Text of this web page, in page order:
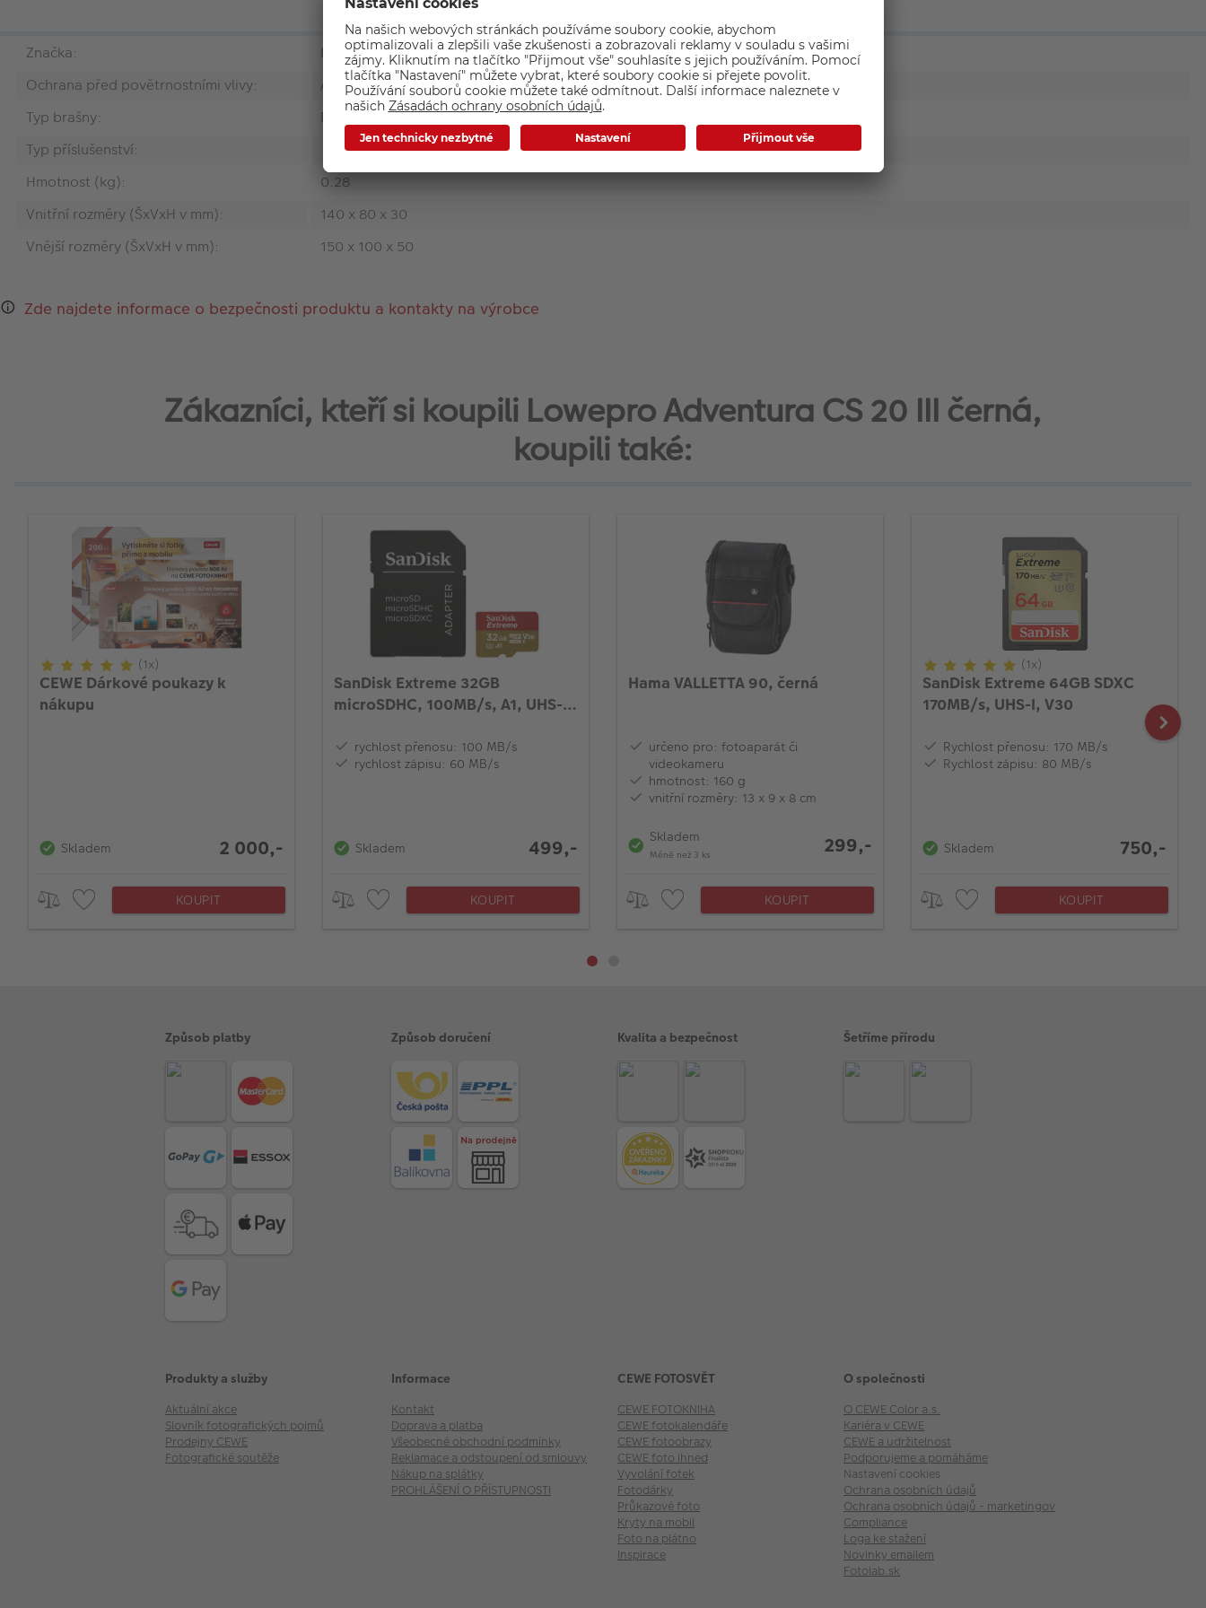
Značka:
Lowepro
Ochrana před povětrnostními vlivy:
Ano
Typ brašny:
Pouzdro na kompakt
Typ příslušenství:
Hmotnost (kg):
0.28
Vnitřní rozměry (ŠxVxH v mm):
140 x 80 x 30
Vnější rozměry (ŠxVxH v mm):
150 x 100 x 50
Zde najdete informace o bezpečnosti produktu a kontakty na výrobce
Zákazníci, kteří si koupili Lowepro Adventura CS 20 III černá,
koupili také:
(1x)
CEWE Dárkové poukazy k
nákupu
Skladem 2 000,-
KOUPIT
SanDisk Extreme 32GB
microSDHC, 100MB/s, A1, UHS-I,
rychlost přenosu: 100 MB/s
rychlost zápisu: 60 MB/s
Skladem 499,-
KOUPIT
Hama VALLETTA 90, černá
určeno pro: fotoaparát či
videokameru
hmotnost: 160 g
vnitřní rozměry: 13 x 9 x 8 cm
Skladem
Méně než 3 ks 299,-
KOUPIT
(1x)
SanDisk Extreme 64GB SDXC
170MB/s, UHS-I, V30
Rychlost přenosu: 170 MB/s
Rychlost zápisu: 80 MB/s
Skladem 750,-
KOUPIT
Způsob platby Způsob doručení Kvalita a bezpečnost Šetříme přírodu
Produkty a služby
Aktuální akce
Slovník fotografických pojmů
Prodejny CEWE
Fotografické soutěže
Informace
Kontakt
Doprava a platba
Všeobecné obchodní podmínky
Reklamace a odstoupení od smlouvy
Nákup na splátky
PROHLÁŠENÍ O PŘÍSTUPNOSTI
CEWE FOTOSVĚT
CEWE FOTOKNIHA
CEWE fotokalendáře
CEWE fotoobrazy
CEWE foto ihned
Vyvolání fotek
Fotodárky
Průkazové foto
Kryty na mobil
Foto na plátno
Inspirace
O společnosti
O CEWE Color a.s.
Kariéra v CEWE
CEWE a udržitelnost
Podporujeme a pomáháme
Nastavení cookies
Ochrana osobních údajů
Ochrana osobních údajů - marketingové akce
Compliance
Loga ke stažení
Novinky emailem
Fotolab.sk